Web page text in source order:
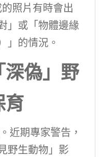
照片有時會出
」或「物體邊緣
」的情況。
偽」野
育
近期專家警告，
野生動物」影